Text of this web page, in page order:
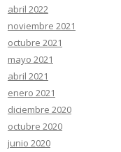
abril 2022
noviembre 2021
octubre 2021
mayo 2021
abril 2021
enero 2021
diciembre 2020
octubre 2020
junio 2020